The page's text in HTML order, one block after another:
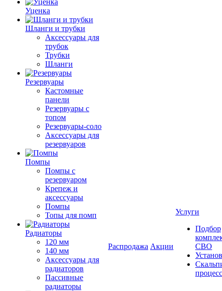
Уценка
Шланги и трубки
Аксессуары для
трубок
Трубки
Шланги
Резервуары
Кастомные
панели
Резервуары с
топом
Резервуары-соло
Аксессуары для
резервуаров
Помпы
Помпы с
резервуаром
Крепеж и
аксессуары
Помпы
Топы для помп
Радиаторы
120 мм
140 мм
Аксессуары для
радиаторов
Пассивные
радиаторы
Распродажа Акции
Услуги
Подбор
СВО